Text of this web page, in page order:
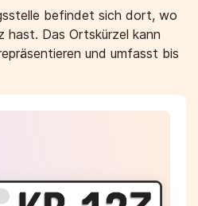
befindet sich dort, wo
hast. Das Ortskürzel kann
und umfasst bis